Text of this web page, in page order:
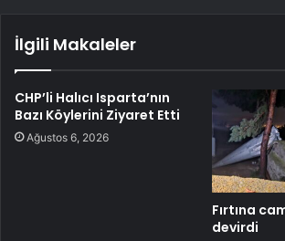
İlgili Makaleler
CHP’li Halıcı Isparta’nın
Bazı Köylerini Ziyaret Etti
Ağustos 6, 2026
Fırtına
devirdi